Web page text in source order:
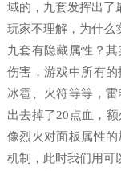
域的，九套发挥出了
玩家不理解，为什么
九套有隐藏属性？
伤害，游戏中所有的
冰雹、火符等等，
出去掉了20点血，
像烈火对面板属性
机制，此时我们用可